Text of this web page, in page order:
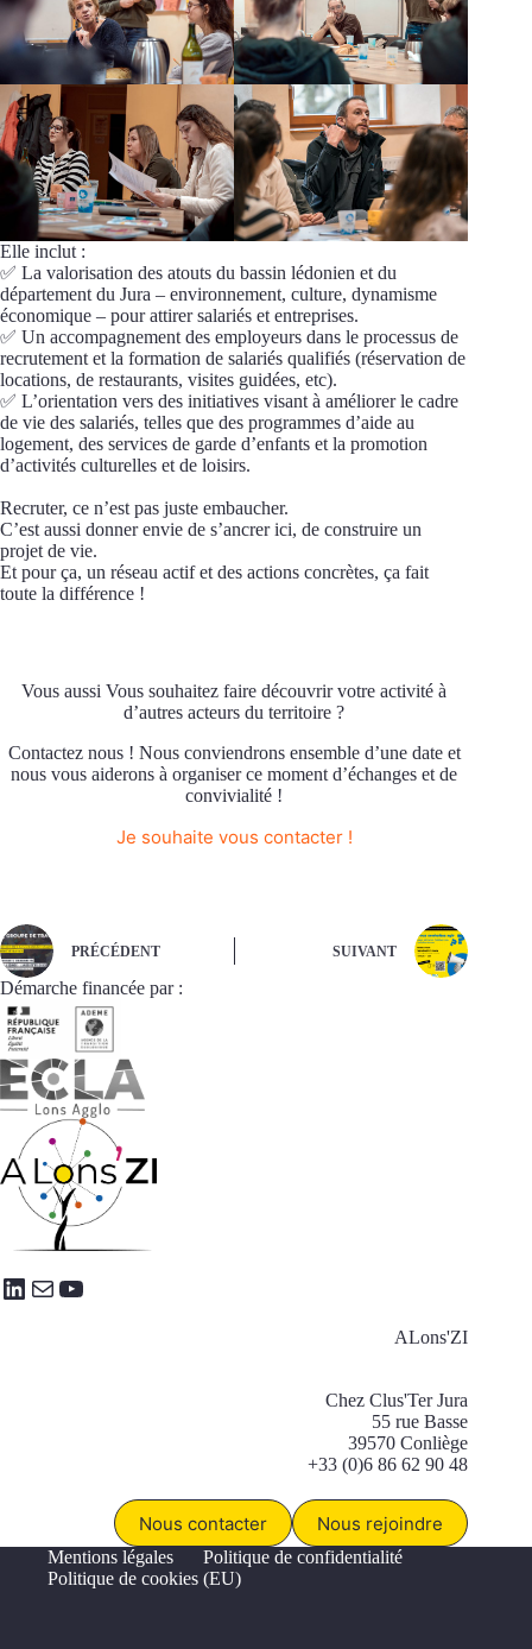
Elle inclut :
✅ La valorisation des atouts du bassin lédonien et du
département du Jura – environnement, culture, dynamisme
économique – pour attirer salariés et entreprises.
✅ Un accompagnement des employeurs dans le processus de
recrutement et la formation de salariés qualifiés (réservation de
locations, de restaurants, visites guidées, etc).
✅ L’orientation vers des initiatives visant à améliorer le cadre
de vie des salariés, telles que des programmes d’aide au
logement, des services de garde d’enfants et la promotion
d’activités culturelles et de loisirs.
Recruter, ce n’est pas juste embaucher.
C’est aussi donner envie de s’ancrer ici, de construire un
projet de vie.
Et pour ça, un réseau actif et des actions concrètes, ça fait
toute la différence !
Vous aussi Vous souhaitez faire découvrir votre activité à
d’autres acteurs du territoire ?
Contactez nous ! Nous conviendrons ensemble d’une date et
nous vous aiderons à organiser ce moment d’échanges et de
convivialité !
Je souhaite vous contacter !
PRÉCÉDENT SUIVANT
Démarche financée par :
LinkedIn
E-mailYouTube
ALons'ZI
Chez Clus'Ter Jura
55 rue Basse
39570 Conliège
+33 (0)6 86 62 90 48
Nous contacter Nous rejoindre
Mentions légales
Politique de confidentialité
Politique de cookies (EU)